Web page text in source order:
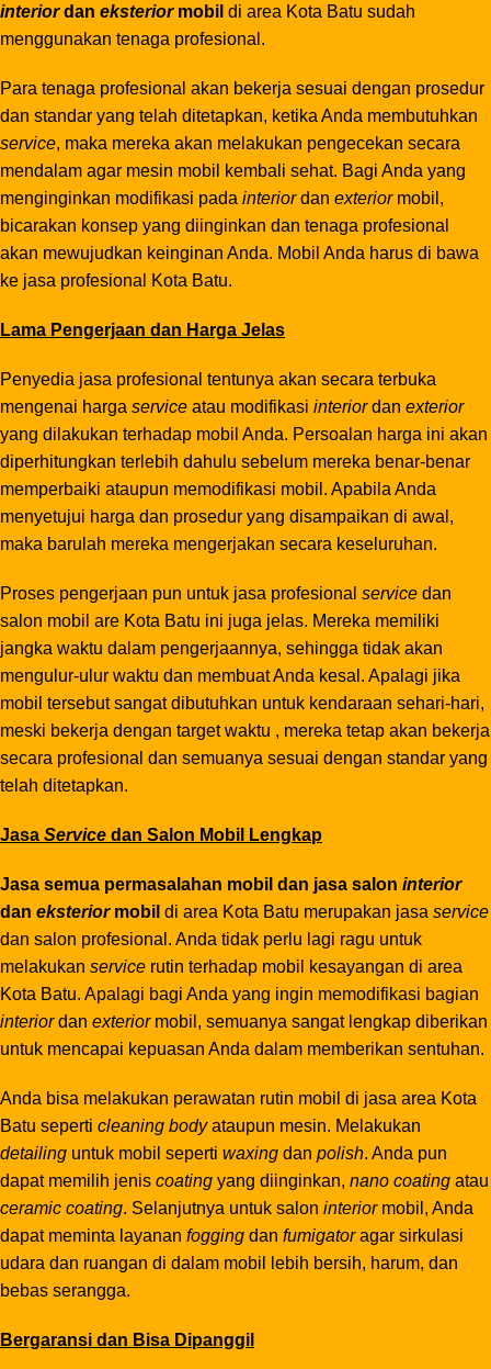
interiordan eksterior mobil di area Kota Batu sudah
menggunakan tenaga profesional.
Para tenaga profesional akan bekerja sesuai dengan prosedur
dan standar yang telah ditetapkan, ketika Anda membutuhkan
service, maka mereka akan melakukan pengecekan secara
mendalam agar mesin mobil kembali sehat. Bagi Anda yang
menginginkan modifikasi pada interiordan exterior mobil,
bicarakan konsep yang diinginkan dan tenaga profesional
akan mewujudkan keinginan Anda. Mobil Anda harus di bawa
ke jasa profesional Kota Batu.
Lama Pengerjaan dan Harga Jelas
Penyedia jasa profesional tentunya akan secara terbuka
mengenai harga service atau modifikasi interiordan exterior
yang dilakukan terhadap mobil Anda. Persoalan harga ini akan
diperhitungkan terlebih dahulu sebelum mereka benar-benar
memperbaiki ataupun memodifikasi mobil. Apabila Anda
menyetujui harga dan prosedur yang disampaikan di awal,
maka barulah mereka mengerjakan secara keseluruhan.
Proses pengerjaan pun untuk jasa profesional service dan
salon mobil are Kota Batu ini juga jelas. Mereka memiliki
jangka waktu dalam pengerjaannya, sehingga tidak akan
mengulur-ulur waktu dan membuat Anda kesal. Apalagi jika
mobil tersebut sangat dibutuhkan untuk kendaraan sehari-hari,
meski bekerja dengan target waktu , mereka tetap akan bekerja
secara profesional dan semuanya sesuai dengan standar yang
telah ditetapkan.
Jasa Service dan Salon Mobil Lengkap
Jasa semua permasalahan mobil dan jasa salon interior
dan eksterior mobil di area Kota Batu merupakan jasa service
dan salon profesional. Anda tidak perlu lagi ragu untuk
melakukan service rutin terhadap mobil kesayangan di area
Kota Batu. Apalagi bagi Anda yang ingin memodifikasi bagian
interiordan exterior mobil, semuanya sangat lengkap diberikan
untuk mencapai kepuasan Anda dalam memberikan sentuhan.
Anda bisa melakukan perawatan rutin mobil di jasa area Kota
Batu seperti cleaning bodyataupun mesin. Melakukan
detailing untuk mobil seperti waxing dan polish. Anda pun
dapat memilih jenis coating yang diinginkan, nano coating atau
ceramic coating. Selanjutnya untuk salon interior mobil, Anda
dapat meminta layanan fogging dan fumigatoragar sirkulasi
udara dan ruangan di dalam mobil lebih bersih, harum, dan
bebas serangga.
Bergaransi dan Bisa Dipanggil